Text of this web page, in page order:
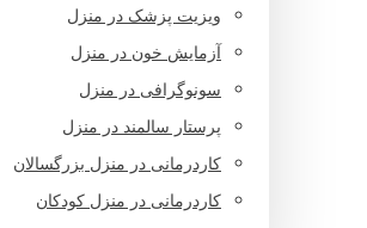
ویزیت پزشک در منزل
آزمایش خون در منزل
سونوگرافی در منزل
پرستار سالمند در منزل
کاردرمانی در منزل بزرگسالان
کاردرمانی در منزل کودکان